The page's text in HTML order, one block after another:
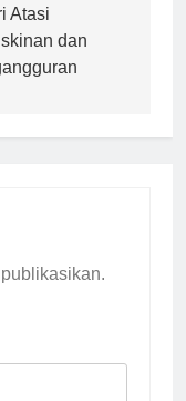
Atasi
dan